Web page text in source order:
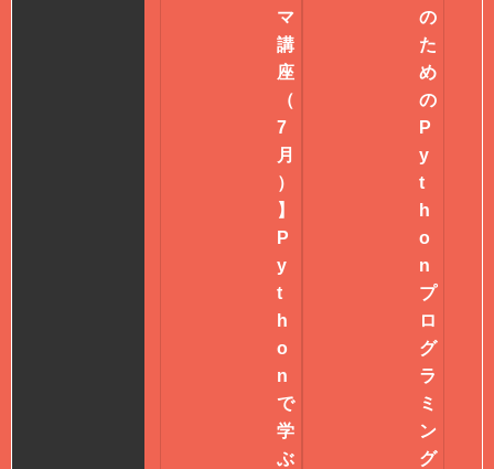
マ
講
座
（
7
月
）
】
P
y
t
h
o
n
で
学
ぶ
の
た
め
の
P
y
t
h
o
n
プ
ロ
グ
ラ
ミ
ン
グ